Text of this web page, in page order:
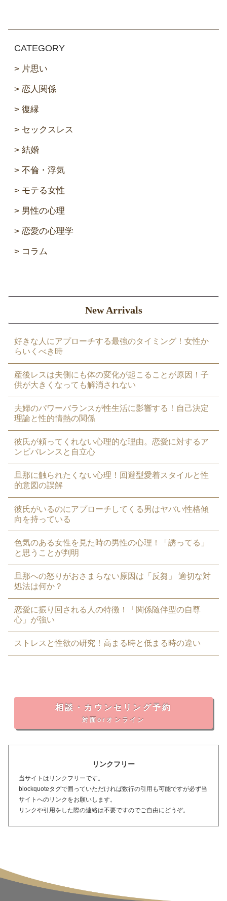
CATEGORY
片思い
恋人関係
復縁
セックスレス
結婚
不倫・浮気
モテる女性
男性の心理
恋愛の心理学
コラム
New Arrivals
好きな人にアプローチする最強のタイミング！女性か
らいくべき時
産後レスは夫側にも体の変化が起こることが原因！子
供が大きくなっても解消されない
夫婦のパワーバランスが性生活に影響する！自己決定
理論と性的情熱の関係
彼氏が頼ってくれない心理的な理由。恋愛に対するア
ンビバレンスと自立心
旦那に触られたくない心理！回避型愛着スタイルと性
的意図の誤解
彼氏がいるのにアプローチしてくる男はヤバい性格傾
向を持っている
色気のある女性を見た時の男性の心理！「誘ってる」
と思うことが判明
旦那への怒りがおさまらない原因は「反芻」 適切な対
処法は何か？
恋愛に振り回される人の特徴！「関係随伴型の自尊
心」が強い
ストレスと性欲の研究！高まる時と低まる時の違い
相談・カウンセリング予約
対面orオンライン
リンクフリー
当サイトはリンクフリーです。
blockquoteタグで囲っていただければ数行の引用も可能ですが必ず当
サイトへのリンクをお願いします。
リンクや引用をした際の連絡は不要ですのでご自由にどうぞ。